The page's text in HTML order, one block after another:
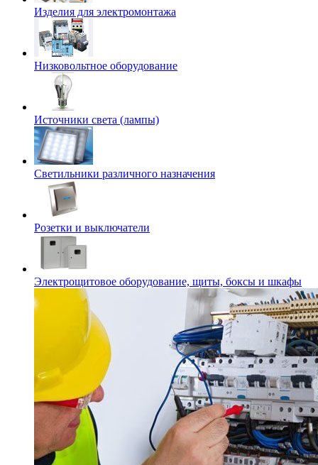
Изделия для электромонтажа
Низковольтное оборудование
Источники света (лампы)
Светильники различного назначения
Розетки и выключатели
Электрощитовое оборудование, щиты, боксы и шкафы